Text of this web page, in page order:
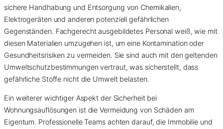
sichere Handhabung und Entsorgung von Chemikalien,
Elektrogeräten und anderen potenziell gefährlichen
Gegenständen. Fachgerecht ausgebildetes Personal weiß, wie mit
diesen Materialien umzugehen ist, um eine Kontamination oder
Gesundheitsrisiken zu vermeiden. Sie sind auch mit den geltenden
Umweltschutzbestimmungen vertraut, was sicherstellt, dass
gefährliche Stoffe nicht die Umwelt belasten.
Ein weiterer wichtiger Aspekt der Sicherheit bei
Wohnungsauflösungen ist die Vermeidung von Schäden am
Eigentum. Professionelle Teams achten darauf, die Immobilie und